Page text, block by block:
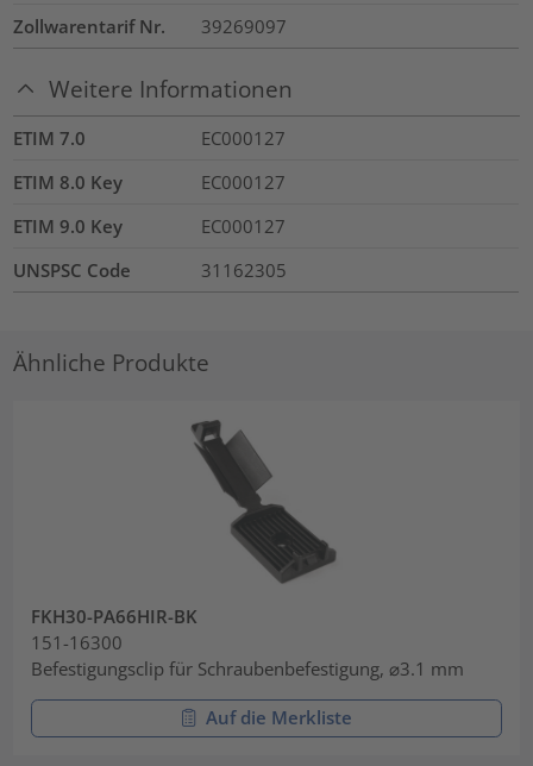
Zollwarentarif Nr. 39269097
Weitere Informationen
ETIM 7.0
EC000127
ETIM 8.0 Key
EC000127
ETIM 9.0 Key
EC000127
UNSPSC Code
31162305
Ähnliche Produkte
FKH30-PA66HIR-BK
151-16300
Befestigungsclip für Schraubenbefestigung, ⌀3.1 mm
Auf die Merkliste